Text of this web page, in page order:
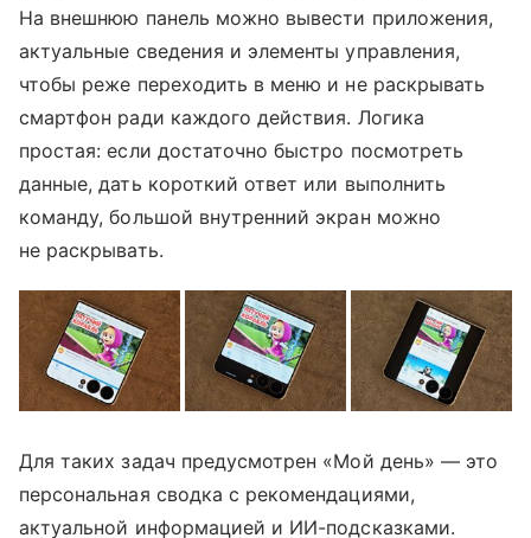
На внешнюю панель можно вывести приложения,
актуальные сведения и элементы управления,
чтобы реже переходить в меню и не раскрывать
смартфон ради каждого действия. Логика
простая: если достаточно быстро посмотреть
данные, дать короткий ответ или выполнить
команду, большой внутренний экран можно
не раскрывать.
Для таких задач предусмотрен «Мой день» — это
персональная сводка с рекомендациями,
актуальной информацией и ИИ-подсказками.